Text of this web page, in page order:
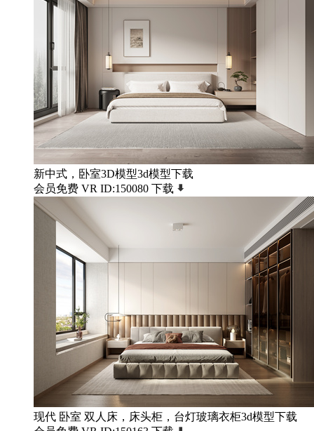
新中式，卧室3D模型3d模型下载
会员免费 VR ID:150080 下载
现代 卧室 双人床，床头柜，台灯玻璃衣柜3d模型下载